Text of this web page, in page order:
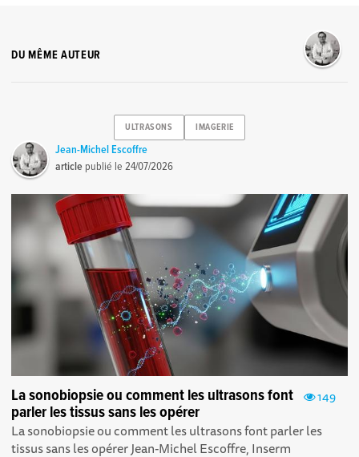
DU MÊME AUTEUR
ULTRASONS IMAGERIE
Jean-Michel Escoffre
article publié le24/07/2026
149
La sonobiopsie ou comment les ultrasons font
parler les tissus sans les opérer
La sonobiopsie ou comment les ultrasons font parler les
tissus sans les opérer Jean-Michel Escoffre, Inserm